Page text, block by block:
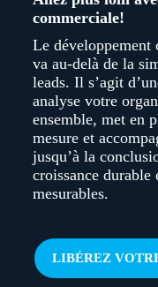
commerciale!
Le développement
va au-delà de la
leads. Il s’agit
analyse votre
ensemble, met en
mesure et
jusqu’à la
croissance durable
mesurables.
LIBÉREZ